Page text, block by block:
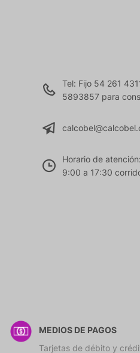
Tel: Fijo 54 261
5893857 para
Horario de
9:00 a 17:30
MEDIOS DE PAGOS
Tarjetas de débito y